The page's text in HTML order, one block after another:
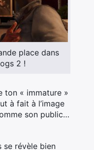
place dans
2 !
ton « immature »
à fait à l’image
son public…
se révèle bien